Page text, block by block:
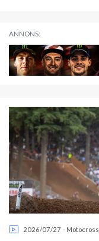
ANNONS:
2026/07/27 - Motocross